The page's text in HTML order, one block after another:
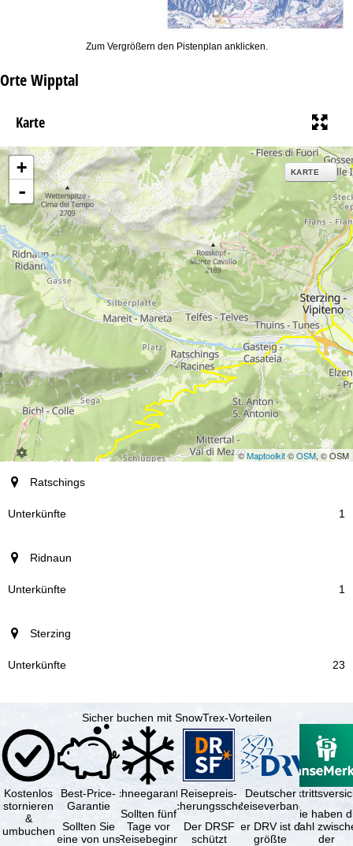
Zum Vergrößern den Pistenplan anklicken.
Orte Wipptal
Karte
+
-
KARTE
©Maptoolkit©OSM, © OSM
Ort
Unterkünfte
Ratschings
1
Ridnaun
1
Sterzing
23
Sicher buchen mit SnowTrex-Vorteilen
Kostenlos
stornieren
&
umbuchen
Best-Price-
Garantie
Sollten Sie
eine von uns
Schneegarantie
Sollten fünf
Tage vor
Reisebeginn
Reisepreis-
Sicherungsschein
Der DRSF
schützt
Deutscher
Reiseverband
Der DRV ist die
größte
Sie haben
Wahl
der